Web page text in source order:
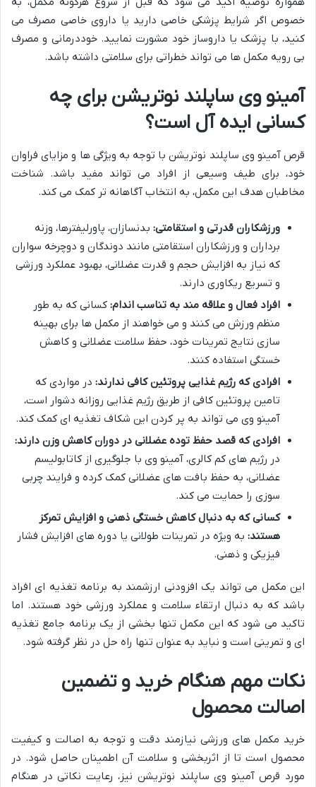
خصوص اگر شرایط پزشکی خاصی دارید یا داروی خاصی مصرف می
کنید، با پزشک یا داروساز خود مشورت نمایید. خوددرمانی و مصرف
بی رویه مکمل ها می تواند خطراتی برای سلامتی داشته باشد.
آمینو وی ساپلند نوتریشن برای چه
کسانی ایده آل است؟
قرص آمینو وی ساپلند نوتریشن با توجه به ویژگی ها و مزایای فراوان
خود، برای طیف وسیعی از افراد می تواند مفید باشد. شناخت
مخاطبان هدف این مکمل، به انتخاب آگاهانه تر کمک می کند.
ورزشکاران قدرتی و استقامتی: بدنسازان، پاورلیفترها، وزنه
برداران و ورزشکاران استقامتی مانند دوندگان و دوچرخه سواران
که نیاز به افزایش حجم و قدرت عضلانی، بهبود عملکرد ورزشی
و تسریع ریکاوری دارند.
افراد فعال و علاقه مند به تناسب اندام: کسانی که به طور
منظم ورزش می کنند و می خواهند از مکمل ها برای بهینه
سازی نتایج تمرینات خود، حفظ سلامت عضلانی و کاهش
خستگی استفاده کنند.
افرادی که رژیم غذایی پروتئین کافی ندارند: در مواردی که
تامین پروتئین کافی از طریق رژیم غذایی روزانه دشوار است،
آمینو وی می تواند به پر کردن این شکاف تغذیه ای کمک کند.
افرادی که قصد حفظ توده عضلانی در دوران کاهش وزن دارند:
در رژیم های کم کالری، آمینو وی با جلوگیری از کاتابولیسم
عضلانی، به حفظ بافت های عضلانی کمک کرده و فرایند چربی
سوزی را حمایت می کند.
کسانی که به دنبال کاهش خستگی ذهنی و افزایش تمرکز
هستند: به ویژه در تمرینات طولانی یا دوره های افزایش فشار
فیزیکی و ذهنی.
این مکمل می تواند یک افزودنی ارزشمند به برنامه تغذیه ای افراد
باشد که به دنبال ارتقاء سلامت و عملکرد ورزشی خود هستند. اما
تاکید می شود که این مکمل تنها بخشی از یک برنامه جامع تغذیه
ای و تمرینی است و نباید به عنوان تنها راه حل در نظر گرفته شود.
نکات مهم هنگام خرید و تضمین
اصالت محصول
خرید مکمل های ورزشی نیازمند دقت و توجه به اصالت و کیفیت
محصول است تا از اثربخشی و سلامت آن اطمینان حاصل شود. در
مورد قرص آمینو وی ساپلند نوتریشن نیز، رعایت نکاتی در هنگام